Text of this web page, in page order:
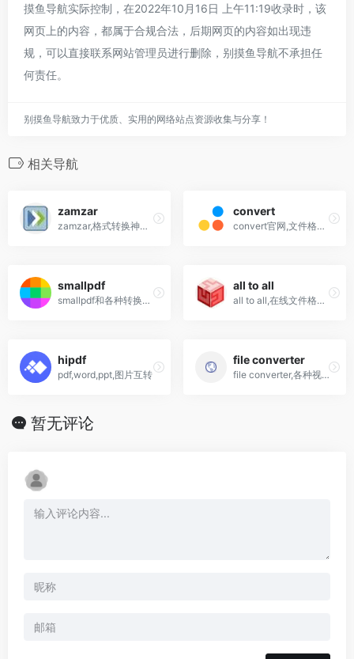
摸鱼导航实际控制，在2022年10月16日 上午11:19收录时，该
网页上的内容，都属于合规合法，后期网页的内容如出现违
规，可以直接联系网站管理员进行删除，别摸鱼导航不承担任
何责任。
别摸鱼导航致力于优质、实用的网络站点资源收集与分享！
相关导航
zamzar
zamzar,格式转换神器,支持各种视频,音频,图片,文档互转,电子书,压缩格式,CAD
convert
convert官网,文件格式转换器,视频,音频,pdf工具,字体,电子书,图像
smallpdf
smallpdf和各种转换互转,图片,word,ptt
all to all
all to all,在线文件格式转换网站,pdf转word,各种办公文件,图片格式互转
hipdf
pdf,word,ppt,图片互转
file converter
file converter,各种视频格式互转,需要下载,仅支持windows系统
暂无评论